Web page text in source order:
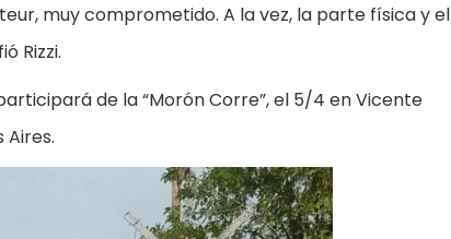
muy comprometido. A la vez, la parte física y el
Rizzi.
de la “Morón Corre”, el 5/4 en Vicente
Aires.